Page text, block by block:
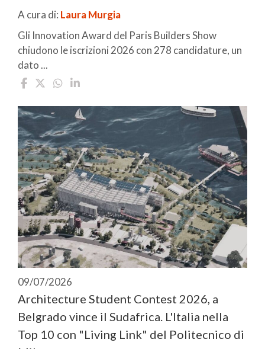
A cura di: Laura Murgia
Gli Innovation Award del Paris Builders Show
chiudono le iscrizioni 2026 con 278 candidature, un
dato ...
09/07/2026
Architecture Student Contest 2026, a
Belgrado vince il Sudafrica. L'Italia nella
Top 10 con "Living Link" del Politecnico di